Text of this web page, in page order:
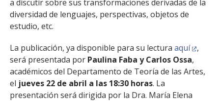
a discutir sobre sus transformaciones derivadas de la
diversidad de lenguajes, perspectivas, objetos de
estudio, etc.
La publicación, ya disponible para su lectura aquí
,
será presentada por Paulina Faba y Carlos Ossa,
académicos del Departamento de Teoría de las Artes,
el jueves 22 de abril a las 18:30 horas. La
presentación será dirigida por la Dra. María Elena